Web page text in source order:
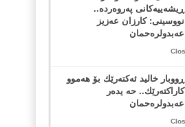
ڕیشەییەکانی پەروەردە..
نووسینی: کارزان عەزیز
عەبدولرەحمان
ڕووبار خالید ئەكتەرێك بۆ هەموو
كاراكتەرێك.. حه یدەر
عەبدولرەحمان